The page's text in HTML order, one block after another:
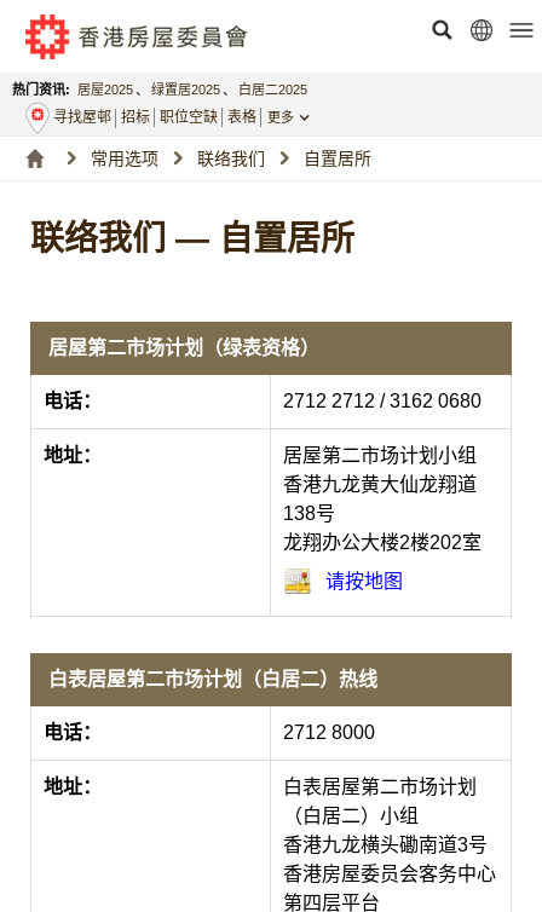
热门资讯: 居屋2025、 绿置居2025、 白居二2025
寻找屋邨 招标 职位空缺 表格 更多
常用选项 联络我们 自置居所
联络我们 — 自置居所
居屋第二市场计划（绿表资格）
电话： 2712 2712 / 3162 0680
地址：
居屋第二市场计划小组
香港九龙黄大仙龙翔道
138号
龙翔办公大楼2楼202室
请按地图
白表居屋第二市场计划（白居二）热线
电话： 2712 8000
地址：
白表居屋第二市场计划
（白居二）小组
香港九龙横头磡南道3号
香港房屋委员会客务中心
第四层平台